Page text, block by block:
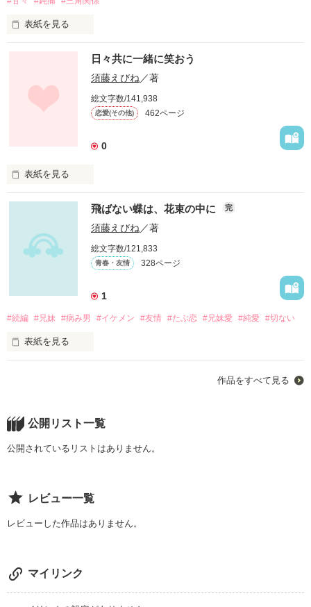
そんな私たち＋数人の、よくあるかも知れない、恋愛模様。
作品を読む
表紙を見る
『あたし…脱がなくていいですか？』
見えない傷を抱えた、15の少女。
さも、何でもないかのように。
痛くて甘くて、甘くて苦い。
そんな、三角関係、同居恋愛。
作品を読む
日々共に一緒に笑おう
須藤えびね／著
総文字数/141,938
恋愛(その他) 462ページ
0
表紙を見る
たぶん恋、きっと愛
朝の旋律、chocolate
【続】朝の旋律、chocolate
上記２作品における、短編集
背景など、特に説明は無いので、上記２作品をお読みになって
いない方には…お読み頂けないかと思われます。
飛ばない蝶は、花束の中に 完
須藤えびね／著
総文字数/121,833
青春・友情 328ページ
1
#続編 #兄妹 #病み男 #イケメン #友情 #たぶ恋 #兄妹愛 #純愛 #切ない
表紙を見る
†**++*+*†*+*++**†
時折揺れる、愛と恋。
作品をすべて見る
公開リスト一覧
公開されているリストはありません。
レビュー一覧
レビューした作品はありません。
マイリンク